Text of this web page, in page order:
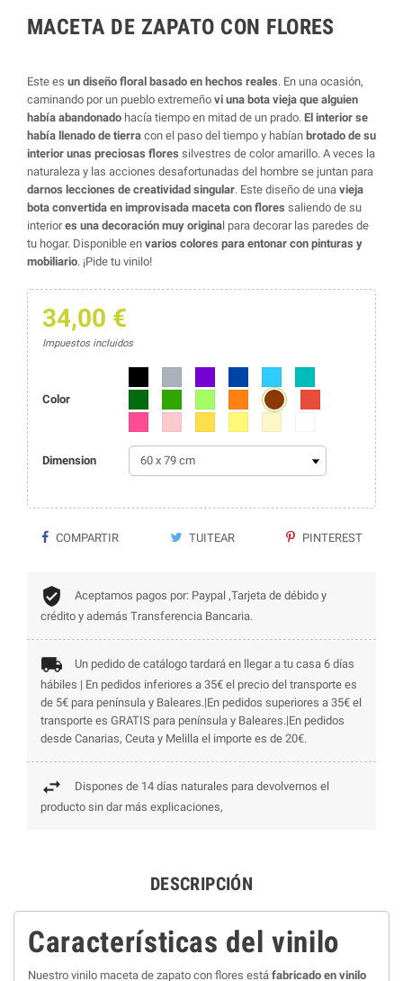
MACETA DE ZAPATO CON FLORES
Este es un diseño floral basado en hechos reales. En una ocasión,
caminando por un pueblo extremeño vi una bota vieja que alguien
había abandonado hacía tiempo en mitad de un prado. El interior se
había llenado de tierra con el paso del tiempo y habían brotado de su
interior unas preciosas flores silvestres de color amarillo. A veces la
naturaleza y las acciones desafortunadas del hombre se juntan para
darnos lecciones de creatividad singular. Este diseño de una vieja
bota convertida en improvisada maceta con flores saliendo de su
interiores una decoración muy original para decorar las paredes de
tu hogar. Disponible en varios colores para entonar con pinturas y
mobiliario. ¡Pide tu vinilo!
34,00 €
Impuestos incluidos
Color NaranjaMarrón
Dimension
COMPARTIR TUITEAR PINTEREST
Aceptamos pagos por: Paypal ,Tarjeta de débido y
crédito y además Transferencia Bancaria.
Un pedido de catálogo tardará en llegar a tu casa 6 días
hábiles | En pedidos inferiores a 35€ el precio del transporte es
de 5€ para península y Baleares.|En pedidos superiores a 35€ el
transporte es GRATIS para península y Baleares.|En pedidos
desde Canarias, Ceuta y Melilla el importe es de 20€.
Dispones de 14 días naturales para devolvernos el
producto sin dar más explicaciones,
DESCRIPCIÓN
Características del vinilo
Nuestro vinilo maceta de zapato con flores está fabricado en vinilo